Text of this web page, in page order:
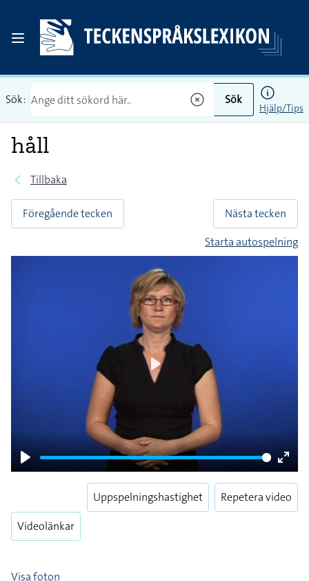
Sök: Sök
Hjälp/Tips
håll
Tillbaka
Föregående tecken
Nästa tecken
Starta autospelning
Play
Enter
Play
Videolänkar
Uppspelningshastighet Repetera video
Visa foton